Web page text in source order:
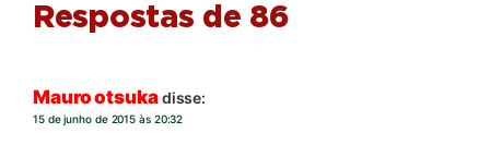
Respostas de 86
Mauro otsukadisse:
15 de junho de 2015 às 20:32